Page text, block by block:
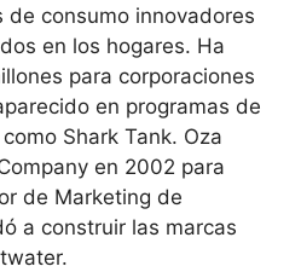
consumo innovadores
en los hogares. Ha
para corporaciones
en programas de
Shark Tank. Oza
en 2002 para
de Marketing de
a construir las marcas